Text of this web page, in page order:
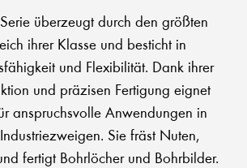
überzeugt durch den größten
ihrer Klasse und besticht in
und Flexibilität. Dank ihrer
und präzisen Fertigung eignet
anspruchsvolle Anwendungen in
Sie fräst Nuten,
fertigt Bohrlöcher und Bohrbilder.